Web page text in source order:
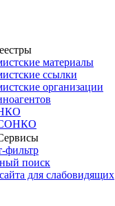
материалы
ссылки
организации
СОНКО
фильтр
поиск
для слабовидящих